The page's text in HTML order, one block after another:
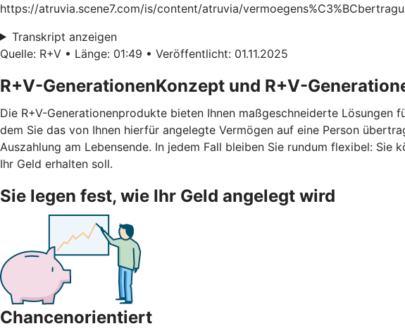
https://atruvia.scene7.com/is/content/atruvia/
Transkript anzeigen
Quelle: R+V • Länge: 01:49 • Veröffentlicht: 01.11.2025
R+V-GenerationenKonzept und R+V-
Die R+V-Generationenprodukte bieten Ihnen maßgeschneiderte Lösungen
dem Sie das von Ihnen hierfür angelegte Vermögen auf eine Person
Auszahlung am Lebensende. In jedem Fall bleiben Sie rundum flexibel:
Ihr Geld erhalten soll.
Sie legen fest, wie Ihr Geld angelegt wird
Chancenorientiert